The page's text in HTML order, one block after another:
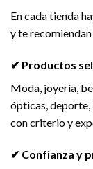
En cada tienda
y te
✔ Productos
Moda, joyería,
ópticas,
con criterio y
✔ Confianza y